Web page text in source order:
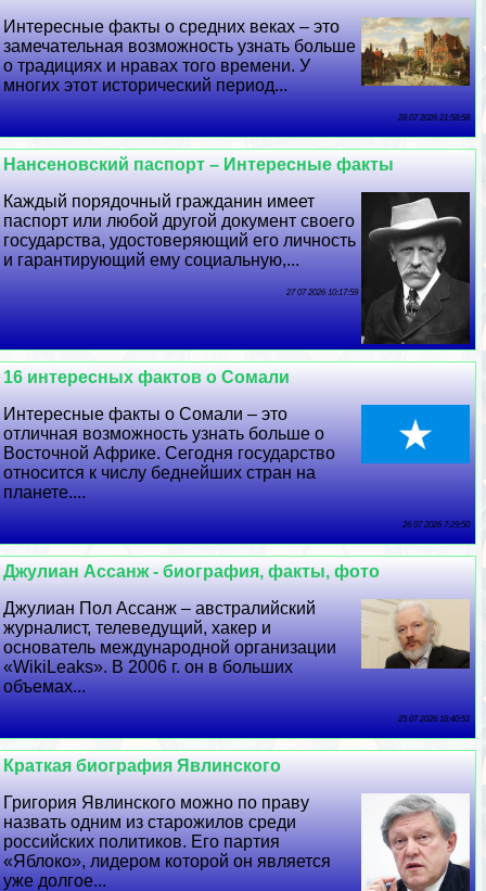
Интересные факты о средних веках – это
замечательная возможность узнать больше
о традициях и нравах того времени. У
многих этот исторический период...
28 07 2026 21:58:58
Нансеновский паспорт – Интересные факты
Каждый порядочный гражданин имеет
паспорт или любой другой документ своего
государства, удостоверяющий его личность
и гарантирующий ему социальную,...
27 07 2026 10:17:59
16 интересных фактов о Сомали
Интересные факты о Сомали – это
отличная возможность узнать больше о
Восточной Африке. Сегодня государство
относится к числу беднейших стран на
планете....
26 07 2026 7:29:50
Джулиан Ассанж - биография, факты, фото
Джулиан Пол Ассанж – австралийский
журналист, телеведущий, хакер и
основатель международной организации
«WikiLeaks». В 2006 г. он в больших
объемах...
25 07 2026 16:40:51
Краткая биография Явлинского
Григория Явлинского можно по праву
назвать одним из старожилов среди
российских политиков. Его партия
«Яблоко», лидером которой он является
уже долгое...